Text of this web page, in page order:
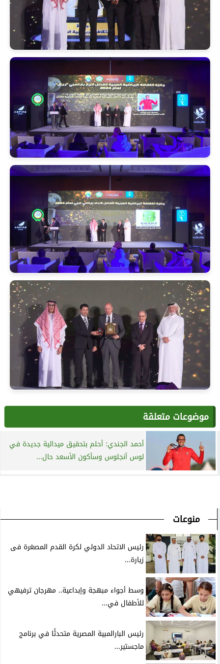
موضوعات متعلقة
أحمد الجندي: أحلم بتحقيق ميدالية جديدة في
لوس أنجلوس وسأكون الأسعد حال...
منوعات
رئيس الاتحاد الدولي لكرة القدم المصغرة فى
زيارة...
وسط أجواء مبهجة وإبداعية.. مهرجان ترفيهي
للأطفال في...
رئيس البارالمبية المصرية متحدثًا في برنامج
ماجستير...